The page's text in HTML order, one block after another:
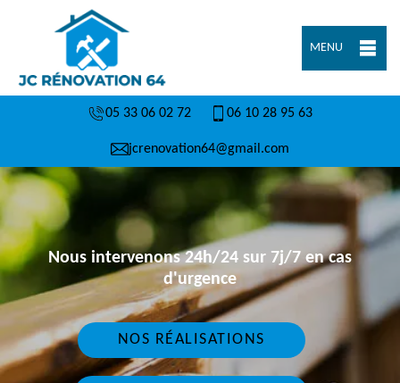
MENU
05 33 06 02 72 06 10 28 95 63
jcrenovation64@gmail.com
Nous intervenons 24h/24 sur 7j/7 en cas
d'urgence
NOS RÉALISATIONS